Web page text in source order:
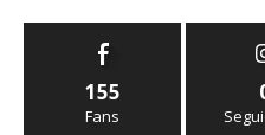
155
Fans